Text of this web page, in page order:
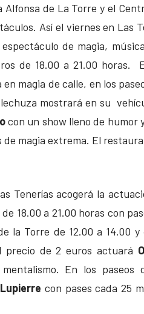
Alfonsa de La Torre y el
Así el viernes en Las
de magia,
de 18.00 a 21.00 horas.
magia de calle, en los
mostrará en su
con un show lleno de humor
magia extrema. El
Tenerías acogerá la
18.00 a 21.00 horas con
la Torre de 12.00 a 14.00
precio de 2 euros actuará
En los
con pases cada 25